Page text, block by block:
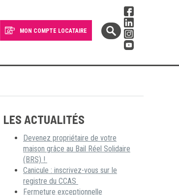
MON COMPTE LOCATAIRE
LES ACTUALITÉS
Devenez propriétaire de votre
maison grâce au Bail Réel Solidaire
(BRS) !
Canicule : inscrivez-vous sur le
registre du CCAS
Fermeture exceptionnelle